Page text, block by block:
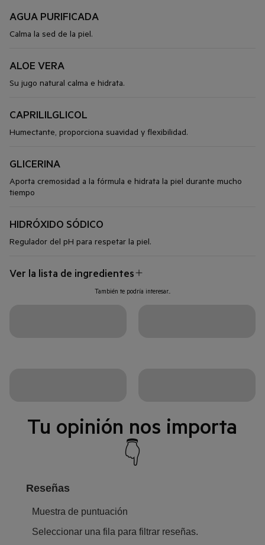
AGUA PURIFICADA
Calma la sed de la piel.
ALOE VERA
Su jugo natural calma e hidrata.
CAPRILILGLICOL
Humectante, proporciona suavidad y flexibilidad.
GLICERINA
Aporta cremosidad a la fórmula e hidrata la piel durante mucho
tiempo
HIDRÓXIDO SÓDICO
Regulador del pH para respetar la piel.
Ver la lista de ingredientes
También te podría interesar...
Tu opinión nos importa
👇